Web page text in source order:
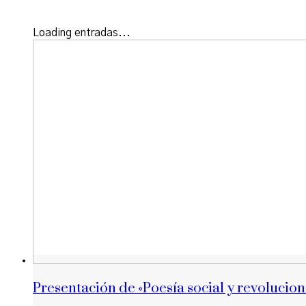
Loading entradas...
Presentación de «Poesía social y